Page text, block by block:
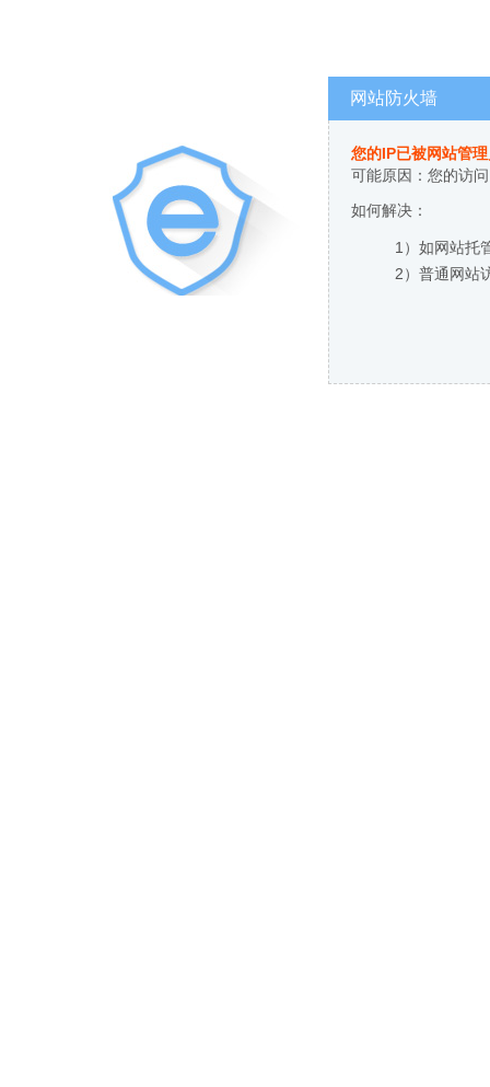
网站防火墙
您的IP已被网站管
可能原因：您的访
如何解决：
1）如网站托
2）普通网站